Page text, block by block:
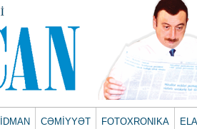
İDMAN CƏMİYYƏT FOTOXRONIKA